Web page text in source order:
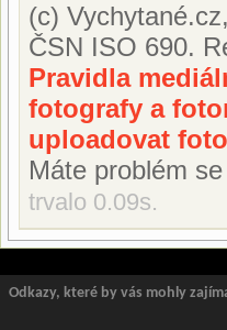
(c)
ČSN ISO 690.
Pravidla
fotografy a
uploadovat
Máte problém
trvalo 0.09s.
Odkazy, které by vás mohly